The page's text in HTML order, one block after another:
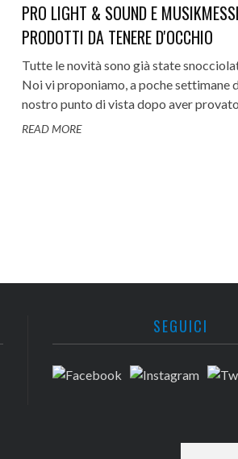
PRO LIGHT & SOUND E
PRODOTTI DA TENERE D'OCCHIO
Tutte le novità sono già state
Noi vi proponiamo, a poche settimane
nostro punto di vista dopo aver provato
READ MORE
SEGUICI